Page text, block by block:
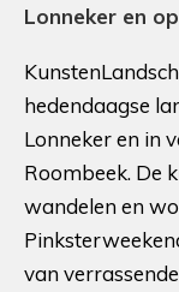
Lonneker en
hedendaagse
Lonneker en in
Roombeek. De
wandelen en
van